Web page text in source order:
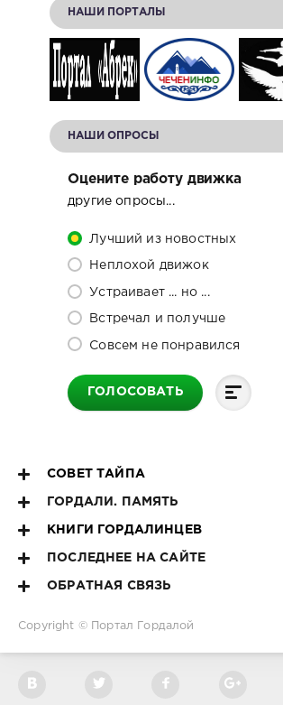
НАШИ ПОРТАЛЫ
НАШИ ОПРОСЫ
Оцените работу движка
другие опросы...
Лучший из новостных
Неплохой движок
Устраивает ... но ...
Встречал и получше
Совсем не понравился
ГОЛОСОВАТЬ
СОВЕТ ТАЙПА
ГОРДАЛИ. ПАМЯТЬ
КНИГИ ГОРДАЛИНЦЕВ
ПОСЛЕДНЕЕ НА САЙТЕ
ОБРАТНАЯ СВЯЗЬ
Copyright © Портал Гордалой